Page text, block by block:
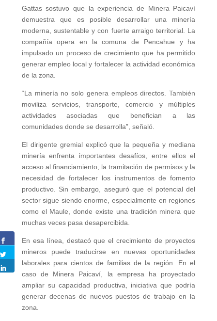
Gattas sostuvo que la experiencia de Minera Paicaví
demuestra que es posible desarrollar una minería
moderna, sustentable y con fuerte arraigo territorial. La
compañía opera en la comuna de Pencahue y ha
impulsado un proceso de crecimiento que ha permitido
generar empleo local y fortalecer la actividad económica
de la zona.
“La minería no solo genera empleos directos. También
moviliza servicios, transporte, comercio y múltiples
actividades asociadas que benefician a las
comunidades donde se desarrolla”, señaló.
El dirigente gremial explicó que la pequeña y mediana
minería enfrenta importantes desafíos, entre ellos el
acceso al financiamiento, la tramitación de permisos y la
necesidad de fortalecer los instrumentos de fomento
productivo. Sin embargo, aseguró que el potencial del
sector sigue siendo enorme, especialmente en regiones
como el Maule, donde existe una tradición minera que
muchas veces pasa desapercibida.
En esa línea, destacó que el crecimiento de proyectos
mineros puede traducirse en nuevas oportunidades
laborales para cientos de familias de la región. En el
caso de Minera Paicaví, la empresa ha proyectado
ampliar su capacidad productiva, iniciativa que podría
generar decenas de nuevos puestos de trabajo en la
zona.